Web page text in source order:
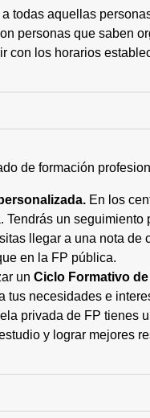
todas aquellas
personas que saben
con los horarios
de formación
En los
Tendrás un
llegar a una nota de
en la FP pública.
un Ciclo Formativo
tus necesidades e
privada de FP tienes
y lograr mejores